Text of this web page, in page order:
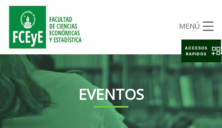
MENÚ
EVENTOS
ACCESOS
RAPIDOS